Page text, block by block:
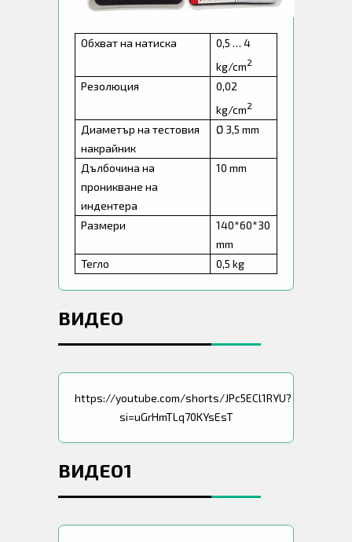
Обхват на натиска
0,5 … 4
kg/cm2
Резолюция
0,02
kg/cm2
Диаметър на тестовия
накрайник
Ø 3,5 mm
Дълбочина на
проникване на
индентера
10 mm
Размери
140*60*30
mm
Тегло
0,5 kg
ВИДЕО
https://youtube.com/shorts/JPc5ECl1RYU?
si=uGrHmTLq70KYsEsT
ВИДЕО1